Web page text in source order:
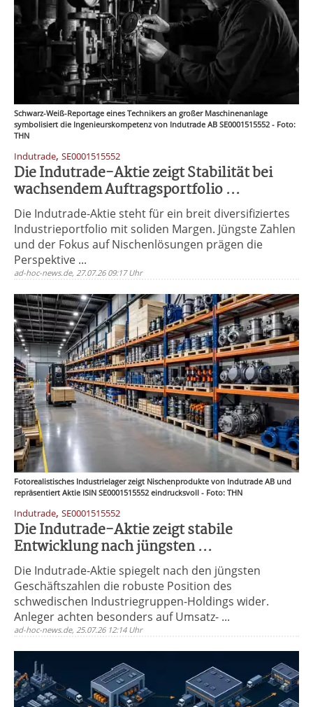
Schwarz-Weiß-Reportage eines Technikers an großer Maschinenanlage
symbolisiert die Ingenieurskompetenz von Indutrade AB SE0001515552 - Foto:
THN
Indutrade, SE0001515552
Die Indutrade-Aktie zeigt Stabilität bei
wachsendem Auftragsportfolio ...
Die Indutrade-Aktie steht für ein breit diversifiziertes
Industrieportfolio mit soliden Margen. Jüngste Zahlen
und der Fokus auf Nischenlösungen prägen die
Perspektive ...
ad-hoc-news.de, 27.07.26 09:17 Uhr
Fotorealistisches Industrielager zeigt Nischenprodukte von Indutrade AB und
repräsentiert Aktie ISIN SE0001515552 eindrucksvoll - Foto: THN
Indutrade, SE0001515552
Die Indutrade-Aktie zeigt stabile
Entwicklung nach jüngsten ...
Die Indutrade-Aktie spiegelt nach den jüngsten
Geschäftszahlen die robuste Position des
schwedischen Industriegruppen-Holdings wider.
Anleger achten besonders auf Umsatz- ...
ad-hoc-news.de, 25.07.26 12:14 Uhr